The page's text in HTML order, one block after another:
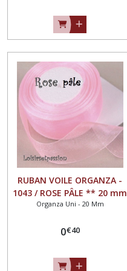
RUBAN VOILE ORGANZA -
1043 / ROSE PÂLE ** 20 mm
** Vendu au mètre -
Organza Uni - 20 Mm
0€40